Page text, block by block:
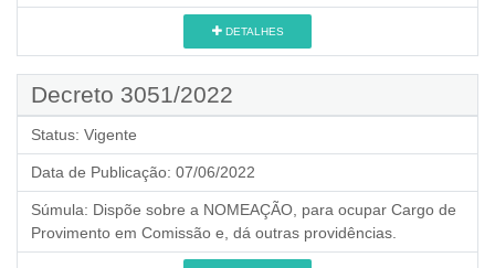
DETALHES
Decreto 3051/2022
Status: Vigente
Data de Publicação: 07/06/2022
Súmula: Dispõe sobre a NOMEAÇÃO, para ocupar Cargo de
Provimento em Comissão e, dá outras providências.